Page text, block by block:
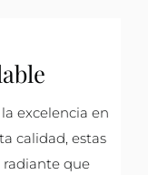
excelencia en
calidad, estas
radiante que